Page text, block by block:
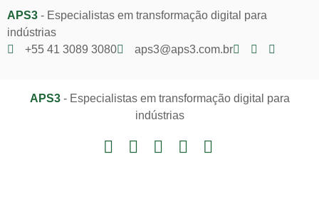
APS3 - Especialistas em transformação digital para
indústrias
+55 41 3089 3080
aps3@aps3.com.br
APS3- Especialistas em transformação digital para
indústrias